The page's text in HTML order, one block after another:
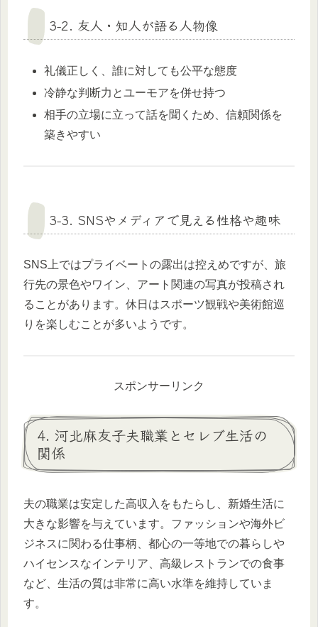
3-2. 友人・知人が語る人物像
礼儀正しく、誰に対しても公平な態度
冷静な判断力とユーモアを併せ持つ
相手の立場に立って話を聞くため、信頼関係を
築きやすい
3-3. SNSやメディアで見える性格や趣味
SNS上ではプライベートの露出は控えめですが、旅
行先の景色やワイン、アート関連の写真が投稿され
ることがあります。休日はスポーツ観戦や美術館巡
りを楽しむことが多いようです。
スポンサーリンク
4. 河北麻友子夫職業とセレブ生活の
関係
夫の職業は安定した高収入をもたらし、新婚生活に
大きな影響を与えています。ファッションや海外ビ
ジネスに関わる仕事柄、都心の一等地での暮らしや
ハイセンスなインテリア、高級レストランでの食事
など、生活の質は非常に高い水準を維持していま
す。